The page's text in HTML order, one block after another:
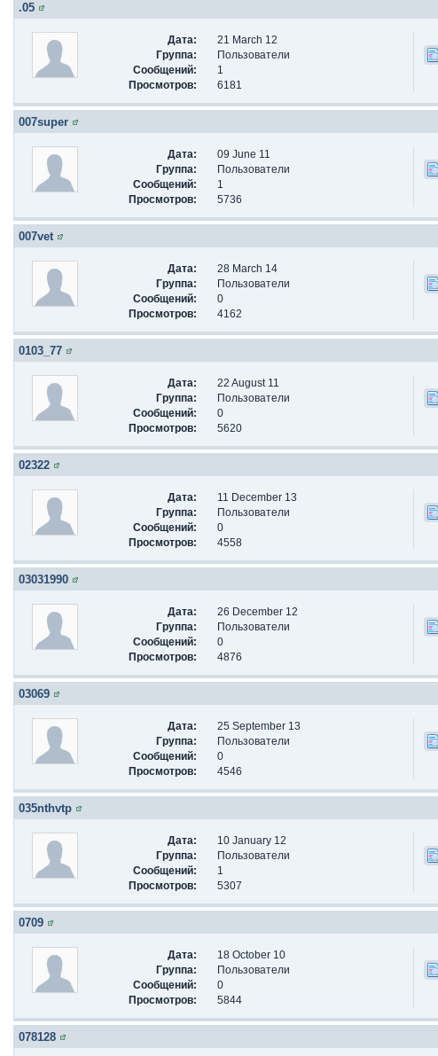
.05
Дата:
21 March 12
Группа:
Пользователи
Сообщений:
1
Просмотров:
6181
007super
Дата:
09 June 11
Группа:
Пользователи
Сообщений:
1
Просмотров:
5736
007vet
Дата:
28 March 14
Группа:
Пользователи
Сообщений:
0
Просмотров:
4162
0103_77
Дата:
22 August 11
Группа:
Пользователи
Сообщений:
0
Просмотров:
5620
02322
Дата:
11 December 13
Группа:
Пользователи
Сообщений:
0
Просмотров:
4558
03031990
Дата:
26 December 12
Группа:
Пользователи
Сообщений:
0
Просмотров:
4876
03069
Дата:
25 September 13
Группа:
Пользователи
Сообщений:
0
Просмотров:
4546
035nthvtp
Дата:
10 January 12
Группа:
Пользователи
Сообщений:
1
Просмотров:
5307
0709
Дата:
18 October 10
Группа:
Пользователи
Сообщений:
0
Просмотров:
5844
078128